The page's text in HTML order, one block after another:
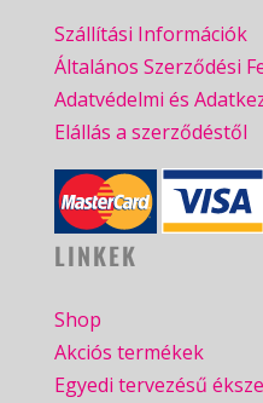
Szállítási Információk
Általános Szerződési
Adatvédelmi és
Elállás a szerződéstől
LINKEK
Shop
Akciós termékek
Egyedi tervezésű